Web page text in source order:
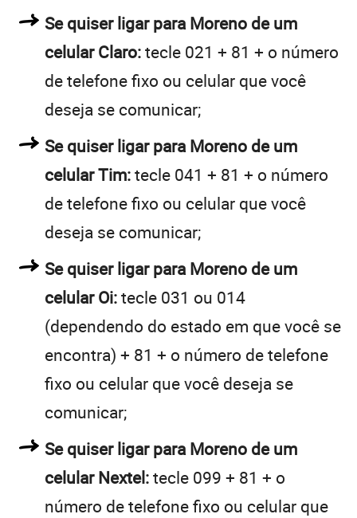
Se quiser ligar para Moreno de um
celular Claro:tecle 021 + 81 + o número
de telefone fixo ou celular que você
deseja se comunicar;
Se quiser ligar para Moreno de um
celular Tim:tecle 041 + 81 + o número
de telefone fixo ou celular que você
deseja se comunicar;
Se quiser ligar para Moreno de um
celular Oi:tecle 031 ou 014
(dependendo do estado em que você se
encontra) + 81 + o número de telefone
fixo ou celular que você deseja se
comunicar;
Se quiser ligar para Moreno de um
celular Nextel:tecle 099 + 81 + o
número de telefone fixo ou celular que